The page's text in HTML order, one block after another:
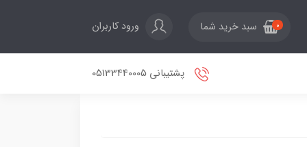
0 سبد خرید شما ورود کاربران
پشتیبانی 05133440005